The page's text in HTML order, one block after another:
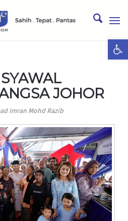
JOHOR
Imran Mohd Razib